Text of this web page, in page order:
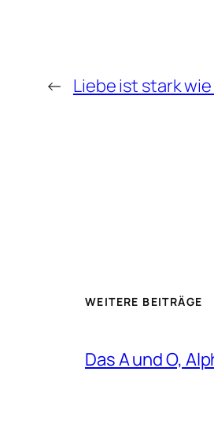
← Liebe ist stark
WEITERE BEITRÄGE
Das A und O,